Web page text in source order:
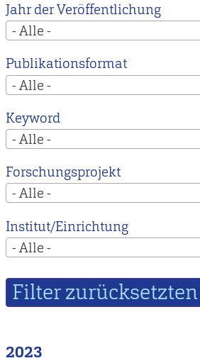
Jahr der Veröffentlichung
- Alle -
Publikationsformat
- Alle -
Keyword
- Alle -
Forschungsprojekt
- Alle -
Institut/Einrichtung
- Alle -
2023